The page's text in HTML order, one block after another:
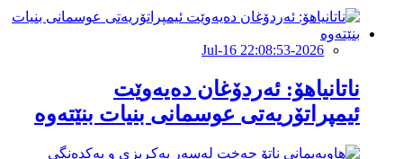
2026-Jul-16 22:08:53
ناتانیاهۆ: ئەردۆغان دەیەوێت
ئیمپراتۆریەتی عوسمانی بنیات بنێتەوە